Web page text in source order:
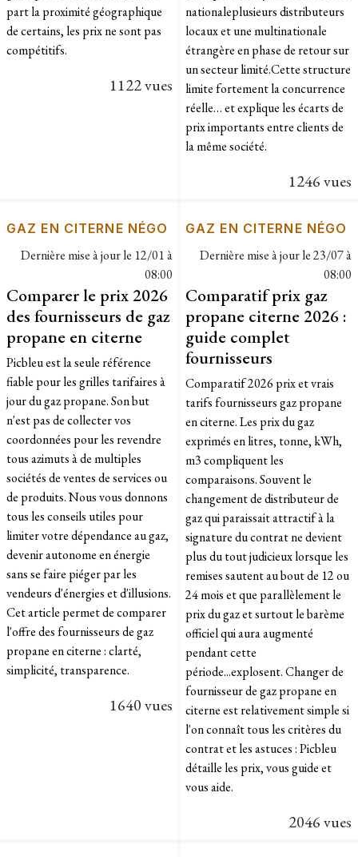
part la proximité géographique
de certains, les prix ne sont pas
compétitifs.
1122 vues
nationaleplusieurs distributeurs
locaux et une multinationale
étrangère en phase de retour sur
un secteur limité.Cette structure
limite fortement la concurrence
réelle… et explique les écarts de
prix importants entre clients de
la même société.
1246 vues
GAZ EN CITERNE NÉGO
Dernière mise à jour le 12/01 à
08:00
Comparer le prix 2026
des fournisseurs de gaz
propane en citerne
Picbleu est la seule référence
fiable pour les grilles tarifaires à
jour du gaz propane. Son but
n'est pas de collecter vos
coordonnées pour les revendre
tous azimuts à de multiples
sociétés de ventes de services ou
de produits. Nous vous donnons
tous les conseils utiles pour
limiter votre dépendance au gaz,
devenir autonome en énergie
sans se faire piéger par les
vendeurs d'énergies et d'illusions.
Cet article permet de comparer
l'offre des fournisseurs de gaz
propane en citerne : clarté,
simplicité, transparence.
1640 vues
GAZ EN CITERNE NÉGO
Dernière mise à jour le23/07 à
08:00
Comparatif prix gaz
propane citerne 2026 :
guide complet
fournisseurs
Comparatif 2026 prix et vrais
tarifs fournisseurs gaz propane
en citerne. Les prix du gaz
exprimés en litres, tonne, kWh,
m3 compliquent les
comparaisons. Souvent le
changement de distributeur de
gaz qui paraissait attractif à la
signature du contrat ne devient
plus du tout judicieux lorsque les
remises sautent au bout de 12 ou
24 mois et que parallèlement le
prix du gaz et surtout le barème
officiel qui aura augmenté
pendant cette
période...explosent. Changer de
fournisseur de gaz propane en
citerne est relativement simple si
l'on connaît tous les critères du
contrat et les astuces : Picbleu
détaille les prix, vous guide et
vous aide.
2046 vues